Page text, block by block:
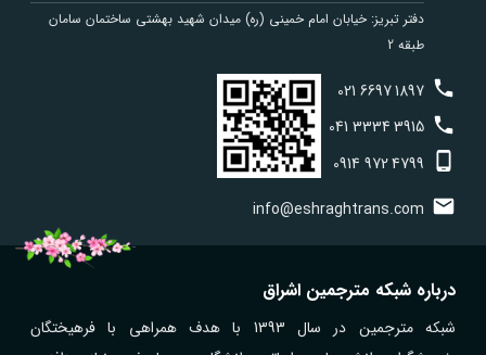
دفتر تبریز: خیابان امام خمینی (ره) میدان شهید بهشتی ساختمان سامان
طبقه 2
021 66971897
041 33343915
0914 9724799
info@eshraghtrans.com
درباره شبکه مترجمین اشراق
شبکه مترجمین در سال 1393 با هدف همراهی با فرهیختگان